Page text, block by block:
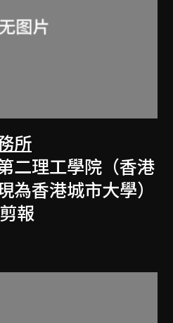
所
二理工學院（香港
為香港城市大學）
報